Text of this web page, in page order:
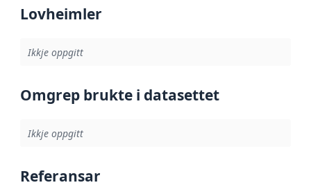
Lovheimler
Ikkje oppgitt
Omgrep brukte i datasettet
Ikkje oppgitt
Referansar